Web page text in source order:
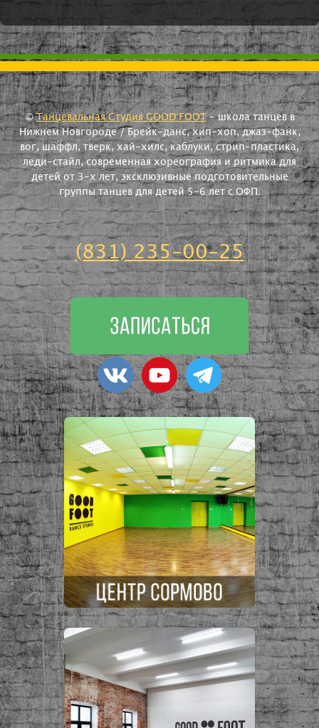
©Танцевальная Студия GOOD FOOT- школа танцев в
Нижнем Новгороде / Брейк-данс, хип-хоп, джаз-фанк,
вог, шаффл, тверк, хай-хилс, каблуки, стрип-пластика,
леди-стайл, современная хореография и ритмика для
детей от 3-х лет, эксклюзивные подготовительные
группы танцев для детей 5-6 лет с ОФП.
(831) 235-00-25